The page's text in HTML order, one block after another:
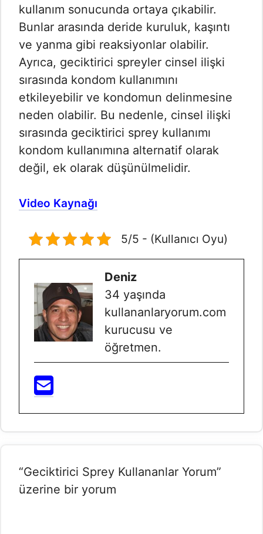
kullanım sonucunda ortaya çıkabilir.
Bunlar arasında deride kuruluk, kaşıntı
ve yanma gibi reaksiyonlar olabilir.
Ayrıca, geciktirici spreyler cinsel ilişki
sırasında kondom kullanımını
etkileyebilir ve kondomun delinmesine
neden olabilir. Bu nedenle, cinsel ilişki
sırasında geciktirici sprey kullanımı
kondom kullanımına alternatif olarak
değil, ek olarak düşünülmelidir.
Video Kaynağı
5/5 - (Kullanıcı Oyu)
Deniz
34 yaşında
kullananlaryorum.com
kurucusu ve
öğretmen.
“Geciktirici Sprey Kullananlar Yorum”
üzerine bir yorum